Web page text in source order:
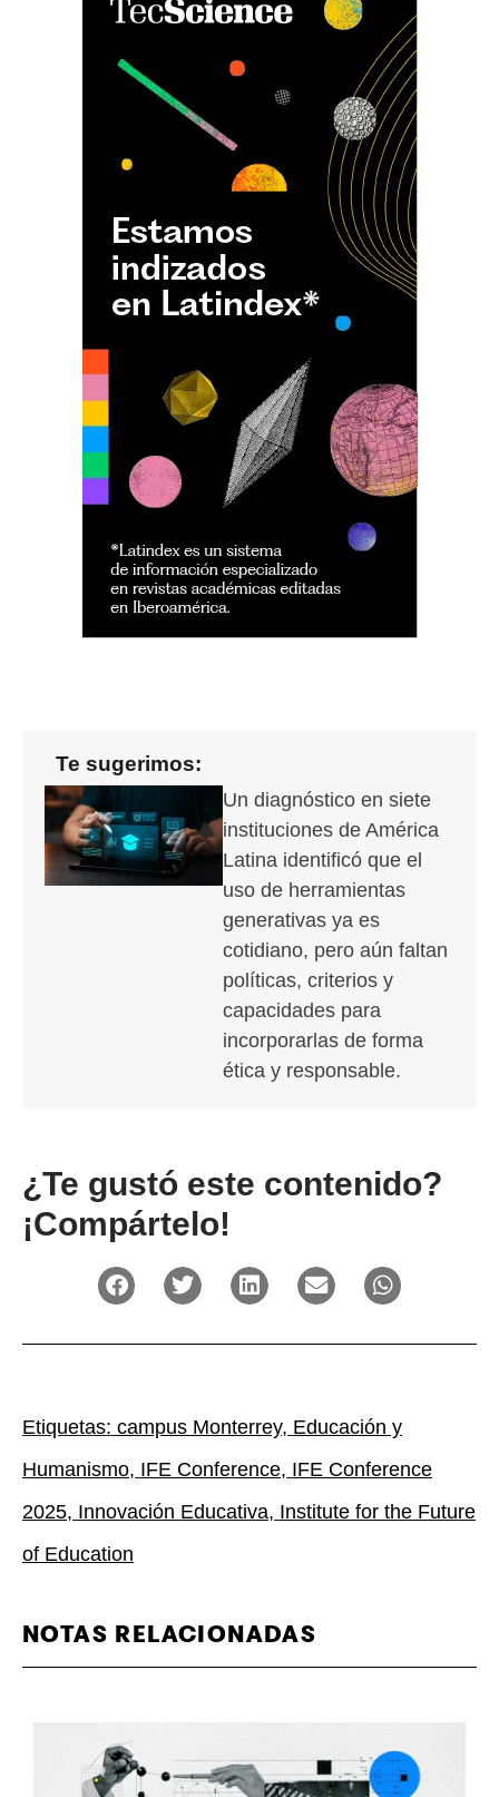
Te sugerimos:
Un diagnóstico en siete
instituciones de América
Latina identificó que el
uso de herramientas
generativas ya es
cotidiano, pero aún faltan
políticas, criterios y
capacidades para
incorporarlas de forma
ética y responsable.
¿Te gustó este contenido?
¡Compártelo!
Etiquetas: campus Monterrey, Educación y
Humanismo, IFE Conference, IFE Conference
2025, Innovación Educativa, Institute for the Future
of Education
NOTAS RELACIONADAS